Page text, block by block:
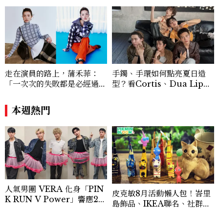
pella、Mandarin Oriental、JOAL
I、Raffles、Banyan Tree、IHG、Ma
rriott等頂級飯店集團。 策劃並執行超過7
0篇深度專題「MC開房間」、260 篇以上
「玩咖懶人包」盤點類文章，致力用專業視
角提供讀者最新話題、兼具風格與實用的高
品質生活旅遊靈感內容。 Contact：ben
ny_yang@mctw.com.tw
走在演員的路上，蒲禾菲：
「一次次的失敗都是必經過
能做得好。」
手鐲、手環如何點亮夏日造
型？看Cortis、Dua Lip的
本週熱門
人氣男團 VERA 化身「PIN
K RUN V Power」響應20
皮克敏8月活動懶人包！峇里
島飾品、IKEA聯名、社群